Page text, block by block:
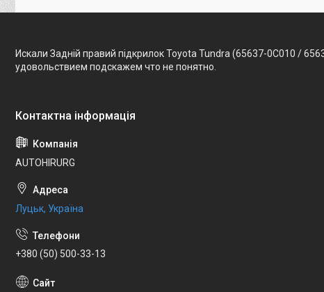
Искали Задній правий підкрилок Toyota Tundra (65637-0C010 /
удовольствием подскажем что не понятно.
AUTOHIRURG
Луцьк, Україна
+380 (50) 500-33-13